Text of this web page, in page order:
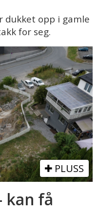
dukket opp i gamle
for seg.
PLUSS
kan få